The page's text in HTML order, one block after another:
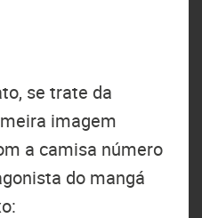
se trate da
imagem
a camisa número
do mangá